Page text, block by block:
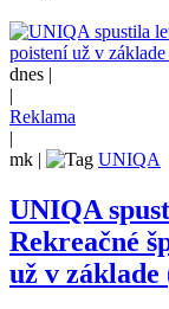
dnes |
|
Reklama
|
mk | UNIQA
UNIQA
Rekreačné
už v